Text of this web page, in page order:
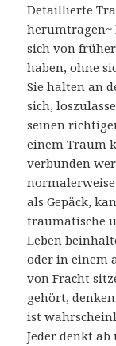
Detaillierte
herumtragen~
sich von
haben, ohne
Sie halten an
sich,
seinen
einem Traum
verbunden
als Gepäck,
traumatische
Leben
oder in einem
von Fracht
gehört,
ist
Jeder denkt